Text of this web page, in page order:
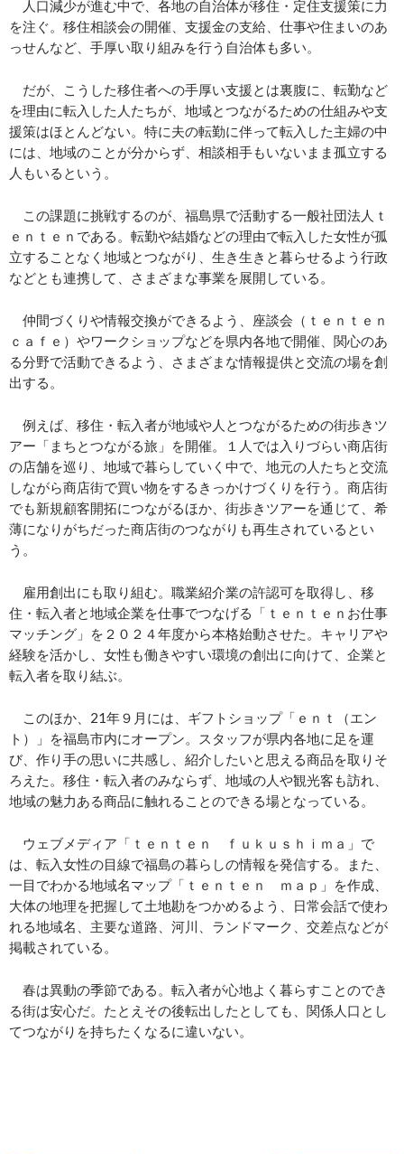
人口減少が進む中で、各地の自治体が移住・定住支援策に力
を注ぐ。移住相談会の開催、支援金の支給、仕事や住まいのあ
っせんなど、手厚い取り組みを行う自治体も多い。
だが、こうした移住者への手厚い支援とは裏腹に、転勤など
を理由に転入した人たちが、地域とつながるための仕組みや支
援策はほとんどない。特に夫の転勤に伴って転入した主婦の中
には、地域のことが分からず、相談相手もいないまま孤立する
人もいるという。
この課題に挑戦するのが、福島県で活動する一般社団法人ｔ
ｅｎｔｅｎである。転勤や結婚などの理由で転入した女性が孤
立することなく地域とつながり、生き生きと暮らせるよう行政
などとも連携して、さまざまな事業を展開している。
仲間づくりや情報交換ができるよう、座談会（ｔｅｎｔｅｎ
ｃａｆｅ）やワークショップなどを県内各地で開催、関心のあ
る分野で活動できるよう、さまざまな情報提供と交流の場を創
出する。
例えば、移住・転入者が地域や人とつながるための街歩きツ
アー「まちとつながる旅」を開催。１人では入りづらい商店街
の店舗を巡り、地域で暮らしていく中で、地元の人たちと交流
しながら商店街で買い物をするきっかけづくりを行う。商店街
でも新規顧客開拓につながるほか、街歩きツアーを通じて、希
薄になりがちだった商店街のつながりも再生されているとい
う。
雇用創出にも取り組む。職業紹介業の許認可を取得し、移
住・転入者と地域企業を仕事でつなげる「ｔｅｎｔｅｎお仕事
マッチング」を２０２４年度から本格始動させた。キャリアや
経験を活かし、女性も働きやすい環境の創出に向けて、企業と
転入者を取り結ぶ。
このほか、 21年９月には、ギフトショップ「ｅｎｔ（エン
ト）」を福島市内にオープン。スタッフが県内各地に足を運
び、作り手の思いに共感し、紹介したいと思える商品を取りそ
ろえた。移住・転入者のみならず、地域の人や観光客も訪れ、
地域の魅力ある商品に触れることのできる場となっている。
ウェブメディア「ｔｅｎｔｅｎ ｆｕｋｕｓｈｉｍａ」で
は、転入女性の目線で福島の暮らしの情報を発信する。また、
一目でわかる地域名マップ「ｔｅｎｔｅｎ ｍａｐ」を作成、
大体の地理を把握して土地勘をつかめるよう、日常会話で使わ
れる地域名、主要な道路、河川、ランドマーク、交差点などが
掲載されている。
春は異動の季節である。転入者が心地よく暮らすことのでき
る街は安心だ。たとえその後転出したとしても、関係人口とし
てつながりを持ちたくなるに違いない。